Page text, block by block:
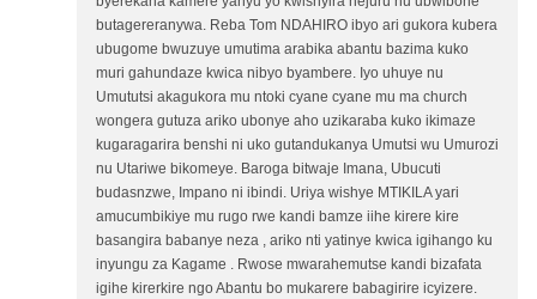
butagereranywa. Reba Tom NDAHIRO ibyo ari gukora kubera
ubugome bwuzuye umutima arabika abantu bazima kuko
muri gahundaze kwica nibyo byambere. Iyo uhuye nu
Umututsi akagukora mu ntoki cyane cyane mu ma church
wongera gutuza ariko ubonye aho uzikaraba kuko ikimaze
kugaragarira benshi ni uko gutandukanya Umutsi wu Umurozi
nu Utariwe bikomeye. Baroga bitwaje Imana, Ubucuti
budasnzwe, Impano ni ibindi. Uriya wishye MTIKILA yari
amucumbikiye mu rugo rwe kandi bamze iihe kirere kire
basangira babanye neza , ariko nti yatinye kwica igihango ku
inyungu za Kagame . Rwose mwarahemutse kandi bizafata
igihe kirerkire ngo Abantu bo mukarere babagirire icyizere.